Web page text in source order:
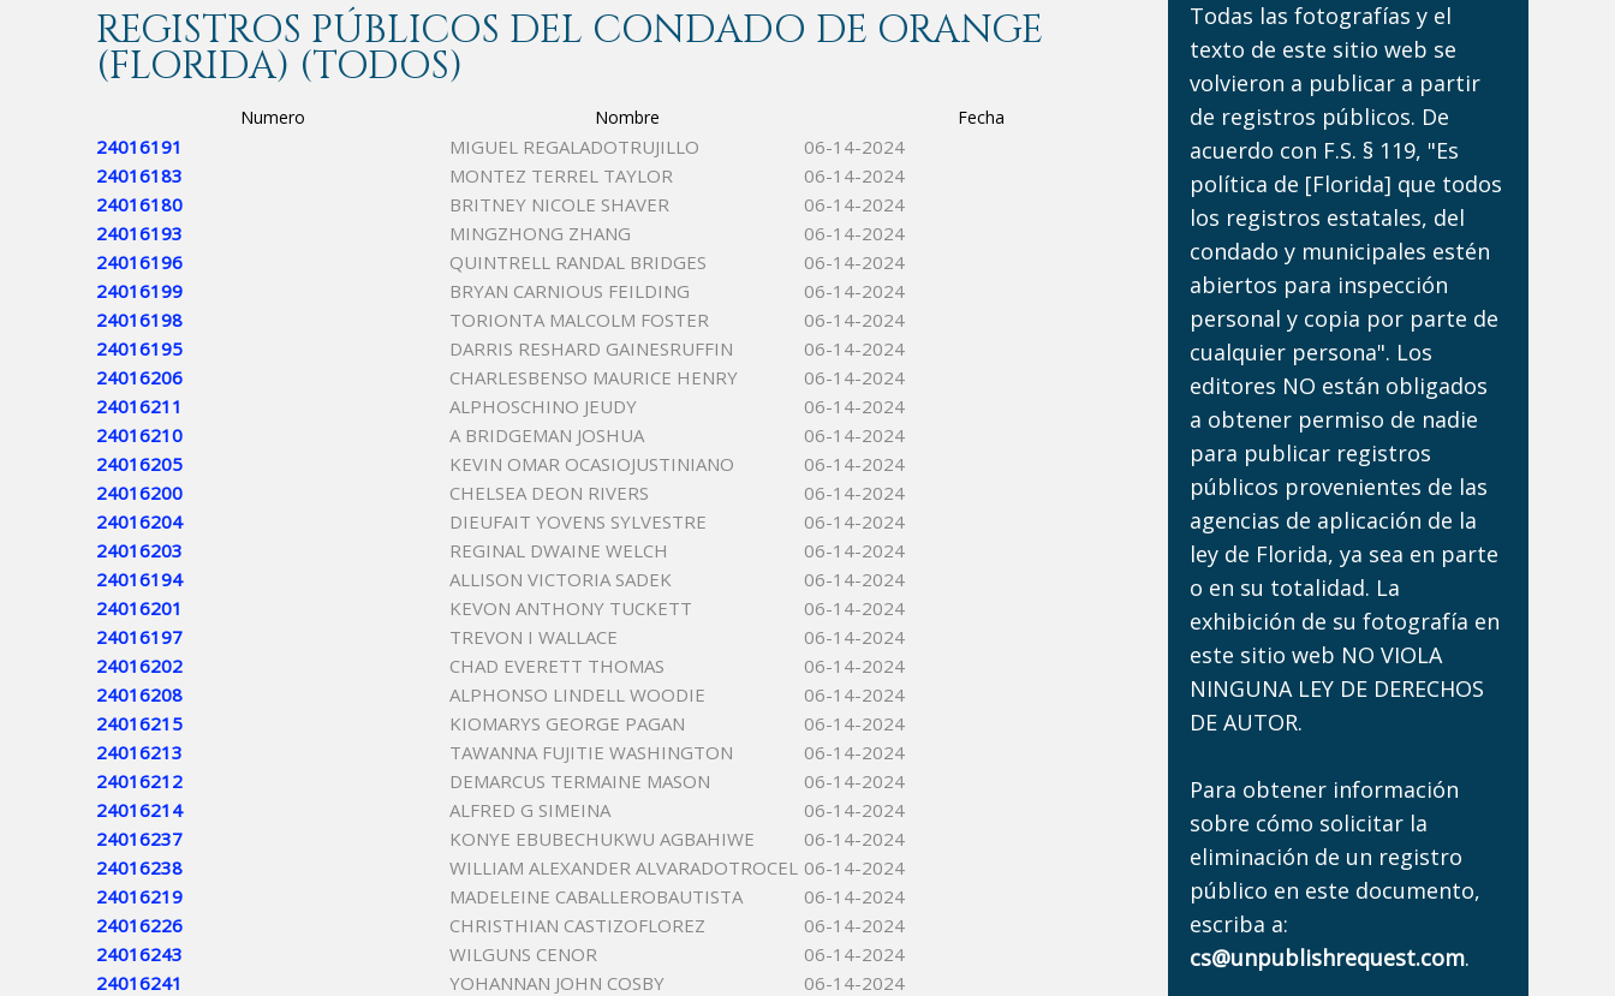
REGISTROS PÚBLICOS DEL CONDADO DE ORANGE
(FLORIDA) (TODOS)
Numero Nombre Fecha
24016191 MIGUEL REGALADOTRUJILLO
06-14-2024
24016183
MONTEZ TERREL TAYLOR
06-14-2024
24016180
BRITNEY NICOLE SHAVER
06-14-2024
24016193
MINGZHONG ZHANG
06-14-2024
24016196
QUINTRELL RANDAL BRIDGES
06-14-2024
24016199
BRYAN CARNIOUS FEILDING
06-14-2024
24016198
TORIONTA MALCOLM FOSTER
06-14-2024
24016195
DARRIS RESHARD GAINESRUFFIN
06-14-2024
24016206
CHARLESBENSO MAURICE HENRY
06-14-2024
24016211
ALPHOSCHINO JEUDY
06-14-2024
24016210
A BRIDGEMAN JOSHUA
06-14-2024
24016205
KEVIN OMAR OCASIOJUSTINIANO
06-14-2024
24016200
CHELSEA DEON RIVERS
06-14-2024
24016204
DIEUFAIT YOVENS SYLVESTRE
06-14-2024
24016203
REGINAL DWAINE WELCH
06-14-2024
24016194
ALLISON VICTORIA SADEK
06-14-2024
24016201
KEVON ANTHONY TUCKETT
06-14-2024
24016197
TREVON I WALLACE
06-14-2024
24016202
CHAD EVERETT THOMAS
06-14-2024
24016208
ALPHONSO LINDELL WOODIE
06-14-2024
24016215
KIOMARYS GEORGE PAGAN
06-14-2024
24016213
TAWANNA FUJITIE WASHINGTON
06-14-2024
24016212
DEMARCUS TERMAINE MASON
06-14-2024
24016214
ALFRED G SIMEINA
06-14-2024
24016237
KONYE EBUBECHUKWU AGBAHIWE
06-14-2024
24016238
WILLIAM ALEXANDER ALVARADOTROCEL 06-14-2024
24016219
MADELEINE CABALLEROBAUTISTA
06-14-2024
24016226
CHRISTHIAN CASTIZOFLOREZ
06-14-2024
24016243
WILGUNS CENOR
06-14-2024
24016241
YOHANNAN JOHN COSBY
06-14-2024
Todas las fotografías y el
texto de este sitio web se
volvieron a publicar a partir
de registros públicos. De
acuerdo con F.S. § 119, "Es
política de [Florida] que todos
los registros estatales, del
condado y municipales estén
abiertos para inspección
personal y copia por parte de
cualquier persona". Los
editores NO están obligados
a obtener permiso de nadie
para publicar registros
públicos provenientes de las
agencias de aplicación de la
ley de Florida, ya sea en parte
o en su totalidad. La
exhibición de su fotografía en
este sitio web NO VIOLA
NINGUNA LEY DE DERECHOS
DE AUTOR.
Para obtener información
sobre cómo solicitar la
eliminación de un registro
público en este documento,
escriba a:
cs@unpublishrequest.com.